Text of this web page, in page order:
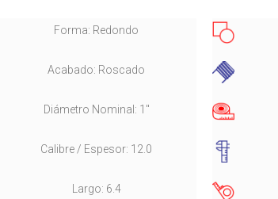
Forma: Redondo
Acabado: Roscado
Diámetro Nominal: 1"
Calibre / Espesor: 12.0
Largo: 6.4